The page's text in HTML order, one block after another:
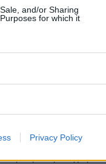
and/or Sharing
for which it
Privacy Policy
Η
παραλάβει
πρώτη στιγμή